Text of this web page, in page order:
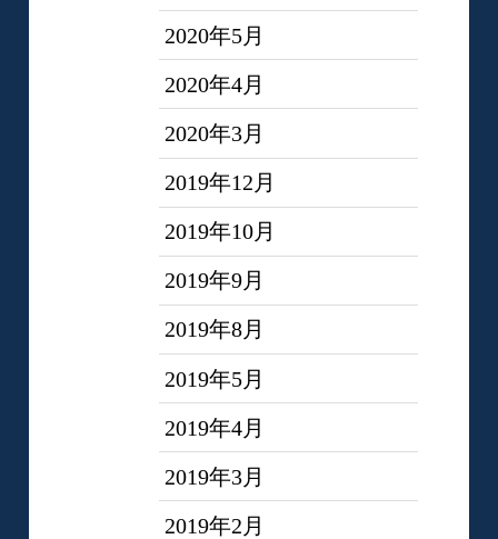
2020年5月
2020年4月
2020年3月
2019年12月
2019年10月
2019年9月
2019年8月
2019年5月
2019年4月
2019年3月
2019年2月